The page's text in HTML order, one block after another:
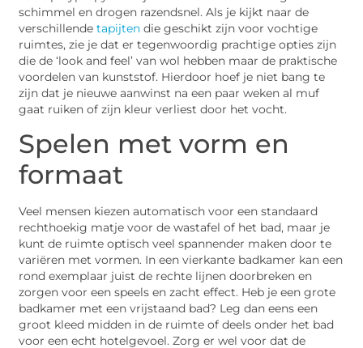
schimmel en drogen razendsnel. Als je kijkt naar de
verschillendetapijten die geschikt zijn voor vochtige
ruimtes, zie je dat er tegenwoordig prachtige opties zijn
die de ‘look and feel’ van wol hebben maar de praktische
voordelen van kunststof. Hierdoor hoef je niet bang te
zijn dat je nieuwe aanwinst na een paar weken al muf
gaat ruiken of zijn kleur verliest door het vocht.
Spelen met vorm en
formaat
Veel mensen kiezen automatisch voor een standaard
rechthoekig matje voor de wastafel of het bad, maar je
kunt de ruimte optisch veel spannender maken door te
variëren met vormen. In een vierkante badkamer kan een
rond exemplaar juist de rechte lijnen doorbreken en
zorgen voor een speels en zacht effect. Heb je een grote
badkamer met een vrijstaand bad? Leg dan eens een
groot kleed midden in de ruimte of deels onder het bad
voor een echt hotelgevoel. Zorg er wel voor dat de